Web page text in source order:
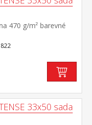
470 g/m² barevné
33x50 sada